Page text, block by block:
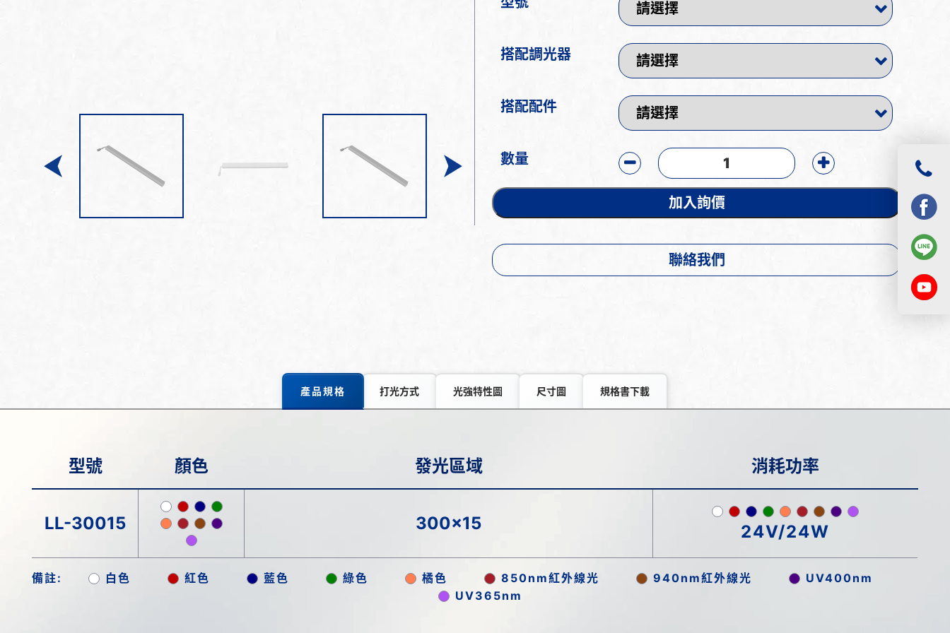
搭配調光器
搭配配件
數量
加入詢價
聯絡我們
產品規格 打光方式 光強特性圖 尺寸圖 規格書下載
型號 顏色 發光區域 消耗功率
LL-30015 300x15 24V/24W
備註: 白色 紅色 藍色 綠色 橘色 850nm紅外線光 940nm紅外線光
UV400nm
UV365nm